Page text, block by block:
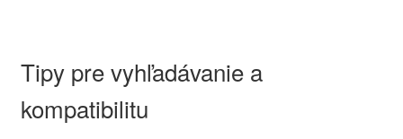
Tipy pre vyhľadávanie a
kompatibilitu